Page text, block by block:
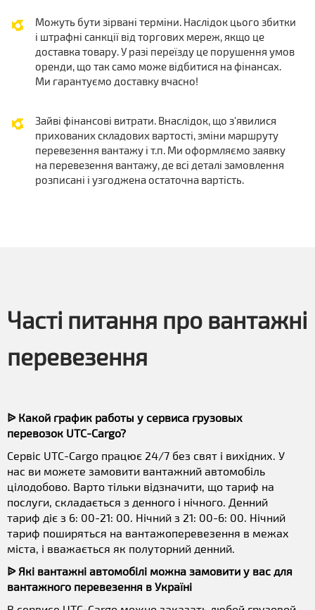
Можуть бути зірвані терміни. Наслідок цього збитки
і штрафні санкції від торгових мереж, якщо це
доставка товару. У разі переїзду це порушення умов
оренди, що так само може відбитися на фінансах.
Ми гарантуємо доставку вчасно!
Зайві фінансові витрати. Внаслідок, що з'явилися
прихованих складових вартості, зміни маршруту
перевезення вантажу і т.п. Ми оформляємо заявку
на перевезення вантажу, де всі деталі замовлення
розписані і узгоджена остаточна вартість.
Часті питання про вантажні
перевезення
ᐉ Какой график работы у сервиса грузовых
перевозок UTC-Cargo?
Сервіс UTC-Cargo працює 24/7 без свят і вихідних. У
нас ви можете замовити вантажний автомобіль
цілодобово. Варто тільки відзначити, що тариф на
послуги, складається з денного і нічного. Денний
тариф діє з 6: 00-21: 00. Нічний з 21: 00-6: 00. Нічний
тариф поширяться на вантажоперевезення в межах
міста, і вважається як полуторний денний.
ᐉ Які вантажні автомобілі можна замовити у вас для
вантажного перевезення в Україні